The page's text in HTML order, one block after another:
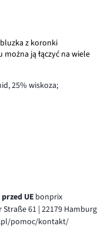
z koronki
ją łączyć na wiele
25% wiskoza;
UE bonprix
61 | 22179 Hamburg
pomoc/kontakt/